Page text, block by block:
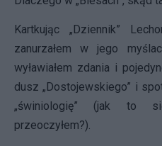
Kartkując „Dziennik”
zanurzałem w jego
wyławiałem zdania i
dusz „Dostojewskiego” i
„świniologię” (jak to
przeoczyłem?).